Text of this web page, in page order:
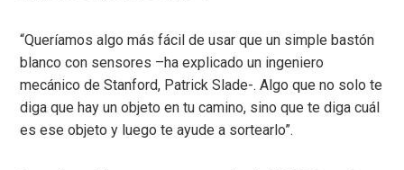
“Queríamos algo más fácil de usar que un simple bastón
blanco con sensores –ha explicado un ingeniero
mecánico de Stanford, Patrick Slade-. Algo que no solo te
diga que hay un objeto en tu camino, sino que te diga cuál
es ese objeto y luego te ayude a sortearlo”.